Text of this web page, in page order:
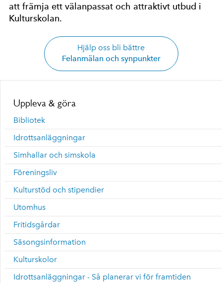
att främja ett välanpassat och attraktivt utbud i
Kulturskolan.
Hjälp oss bli bättre
Felanmälan och synpunkter
Uppleva & göra
Bibliotek
Idrottsanläggningar
Simhallar och simskola
Föreningsliv
Kulturstöd och stipendier
Utomhus
Fritidsgårdar
Säsongsinformation
Kulturskolor
Idrottsanläggningar - Så planerar vi för framtiden